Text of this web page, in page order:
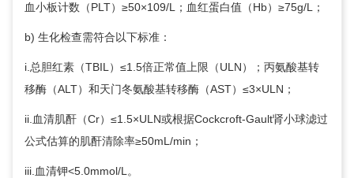
血小板计数（PLT）≥50×109/L；血红蛋白值（Hb）≥75g/L；
b) 生化检查需符合以下标准：
i.总胆红素（TBIL）≤1.5倍正常值上限（ULN）；丙氨酸基转
移酶（ALT）和天门冬氨酸基转移酶（AST）≤3×ULN；
ii.血清肌酐（Cr）≤1.5×ULN或根据Cockcroft-Gault肾小球滤过
公式估算的肌酐清除率≥50mL/min；
iii.血清钾<5.0mmol/L。